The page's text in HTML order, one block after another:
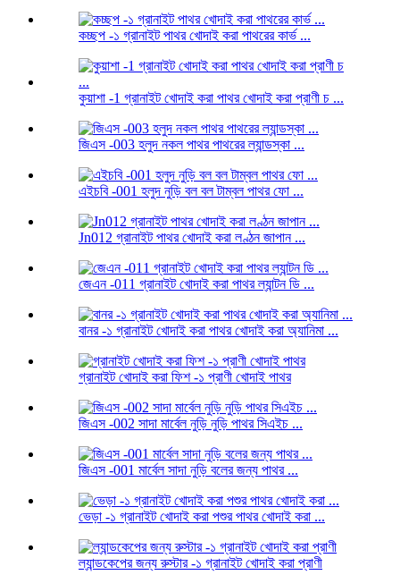
কচ্ছপ -১ গ্রানাইট পাথর খোদাই করা পাথরের কার্ভ ...
কুয়াশা -1 গ্রানাইট খোদাই করা পাথর খোদাই করা প্রাণী চ ...
জিএস -003 হলুদ নকল পাথর পাথরের ল্যান্ডস্কা ...
এইচবি -001 হলুদ নুড়ি বল বল টাম্বল পাথর ফো ...
Jn012 গ্রানাইট পাথর খোদাই করা লণ্ঠন জাপান ...
জেএন -011 গ্রানাইট খোদাই করা পাথর ল্যান্টন ডি ...
বানর -১ গ্রানাইট খোদাই করা পাথর খোদাই করা অ্যানিমা ...
গ্রানাইট খোদাই করা ফিশ -১ প্রাণী খোদাই পাথর
জিএস -002 সাদা মার্বেল নুড়ি নুড়ি পাথর সিএইচ ...
জিএস -001 মার্বেল সাদা নুড়ি বলের জন্য পাথর ...
ভেড়া -১ গ্রানাইট খোদাই করা পশুর পাথর খোদাই করা ...
ল্যান্ডকেপের জন্য রুস্টার -১ গ্রানাইট খোদাই করা প্রাণী